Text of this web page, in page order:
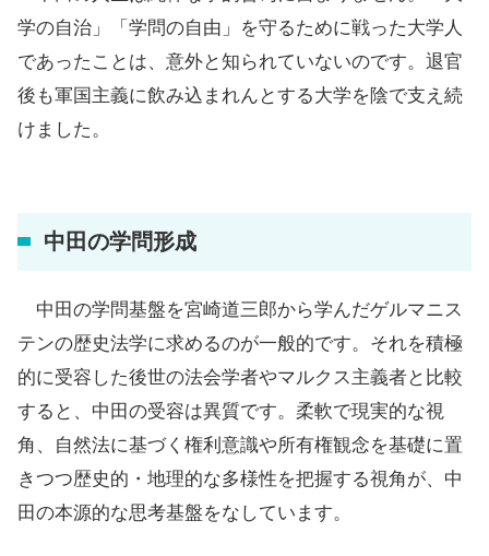
学の自治」「学問の自由」を守るために戦った大学人
であったことは、意外と知られていないのです。退官
後も軍国主義に飲み込まれんとする大学を陰で支え続
けました。
中田の学問形成
中田の学問基盤を宮崎道三郎から学んだゲルマニス
テンの歴史法学に求めるのが一般的です。それを積極
的に受容した後世の法会学者やマルクス主義者と比較
すると、中田の受容は異質です。柔軟で現実的な視
角、自然法に基づく権利意識や所有権観念を基礎に置
きつつ歴史的・地理的な多様性を把握する視角が、中
田の本源的な思考基盤をなしています。